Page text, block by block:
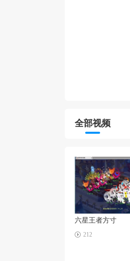
全部视频
☑
六星王者方寸
212